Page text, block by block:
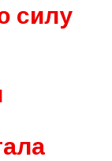
силу